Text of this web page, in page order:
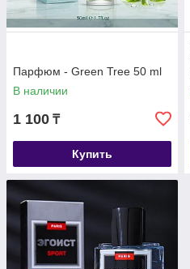
Парфюм - Green Tree 50 ml
В наличии
1 100 ₸
Купить